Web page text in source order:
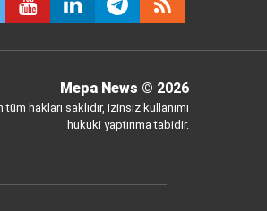
Mepa News © 2026
hakları saklıdır, izinsiz kullanımı
hukuki yaptırıma tabidir.